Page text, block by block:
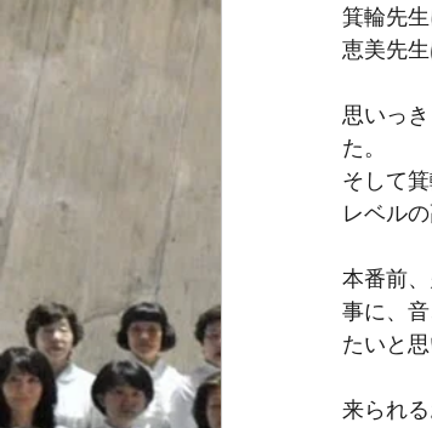
箕輪先
恵美先
思いっ
た。
そして
レベル
本番前
事に、
たいと思
来られ